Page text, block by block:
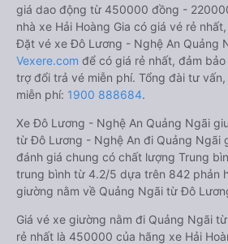
giá dao động từ 450000 đồng -
nhà xe Hải Hoàng Gia có giá vé rẻ
Đặt vé xe Đô Lương - Nghệ An Quảng
Vexere.com để có giá rẻ nhất, đảm
trợ đổi trả vé miễn phí. Tổng đài tư
miễn phí: 1900 888684.
Xe Đô Lương - Nghệ An Quảng Ngãi
từ Đô Lương - Nghệ An đi Quảng Ngãi
đánh giá chung có chất lượng Trung
trung bình từ 4.2/5 dựa trên 842 phản
giường nằm về Quảng Ngãi từ Đô
Giá vé xe giường nằm đi Quảng Ngãi
rẻ nhất là 450000 của hãng xe Hải